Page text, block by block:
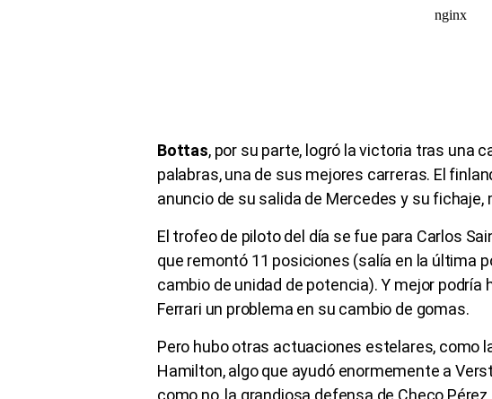
Bottas, por su parte, logró la victoria tras una
palabras, una de sus mejores carreras. El
anuncio de su salida de Mercedes y su fichaje,
El trofeo de piloto del día se fue para Carlos
que remontó 11 posiciones (salía en la última
cambio de unidad de potencia). Y mejor
Ferrari un problema en su cambio de gomas.
Pero hubo otras actuaciones estelares, como
Hamilton, algo que ayudó enormemente a
como no, la grandiosa defensa de Checo